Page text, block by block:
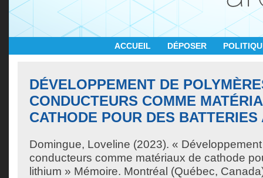
ACCUEIL DÉPOSER
DÉVELOPPEMENT DE
CONDUCTEURS COMME
CATHODE POUR DES
Domingue, Loveline (2023). «
conducteurs comme matériaux de cathode
lithium » Mémoire. Montréal (Québec,